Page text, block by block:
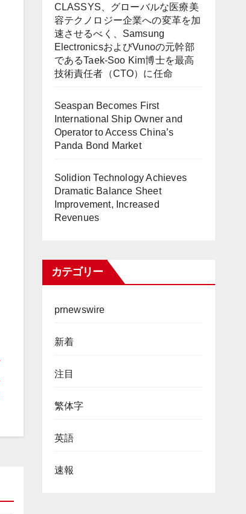
CLASSYS、グローバルな医療美
容テクノロジー企業への変革を加
速させるべく、Samsung
ElectronicsおよびVunoの元幹部
であるTaek-Soo Kim博士を最高
技術責任者（CTO）に任命
Seaspan Becomes First
International Ship Owner and
Operator to Access China’s
Panda Bond Market
Solidion Technology Achieves
Dramatic Balance Sheet
Improvement, Increased
Revenues
カテゴリー
prnewswire
新着
注目
繁体字
英語
速報